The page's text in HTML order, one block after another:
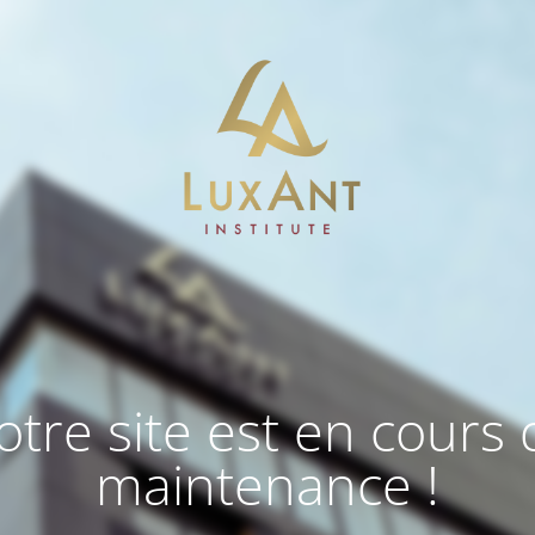
site est en cours
maintenance !